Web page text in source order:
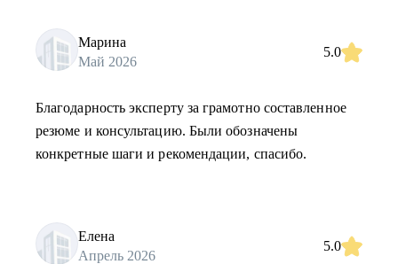
Марина
Май 2026
5.0
Благодарность эксперту за грамотно составленное
резюме и консультацию. Были обозначены
конкретные шаги и рекомендации, спасибо.
Елена
Апрель 2026
5.0